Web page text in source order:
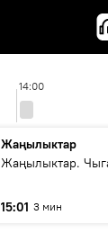
14:00
Жаңылыктар
Жаңылыктар.
15:01 3 мин